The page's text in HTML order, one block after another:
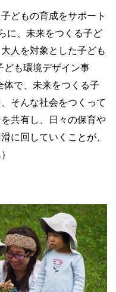
どもの育成をサポート
に、未来をつくる子ど
人を対象とした子ども
ども環境デザイン事
体で、未来をつくる子
そんな社会をつくって
共有し、日々の保育や
に回していくことが、